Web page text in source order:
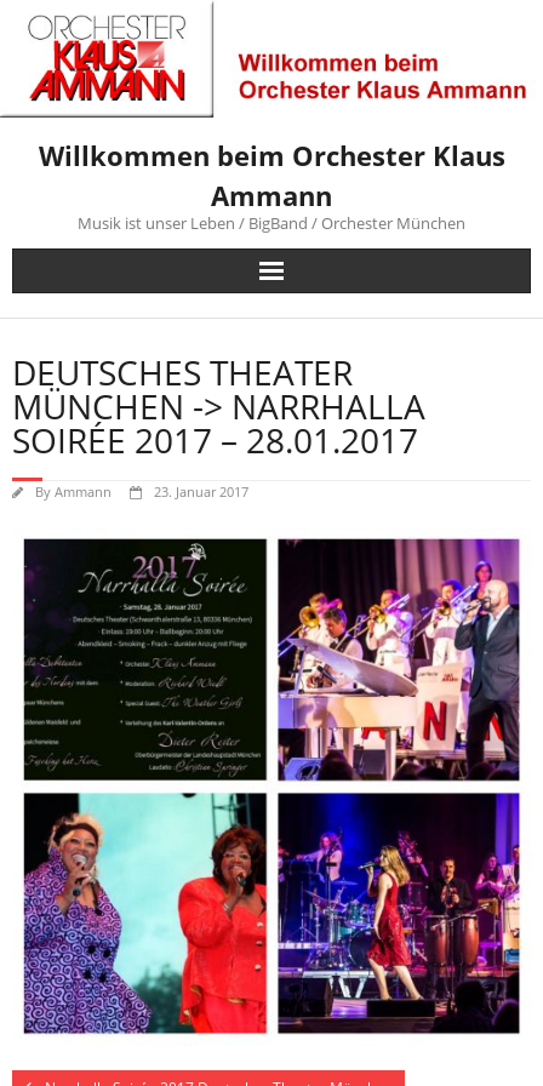
Willkommen beim Orchester Klaus
Ammann
Musik ist unser Leben / BigBand / Orchester München
DEUTSCHES THEATER
MÜNCHEN -> NARRHALLA
SOIRÉE 2017 – 28.01.2017
By Ammann 23. Januar 2017